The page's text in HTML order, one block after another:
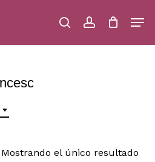
searchaccount
Close
Mostrando el único resultado
Menu